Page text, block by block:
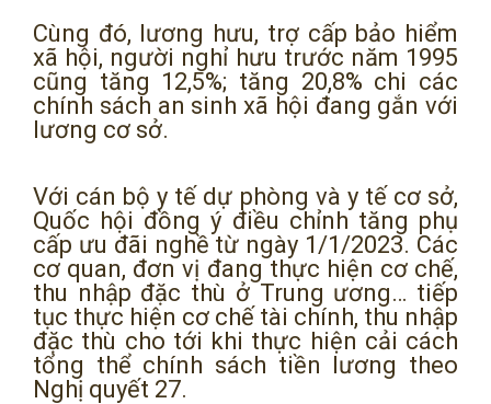
Cùng đó, lương hưu, trợ cấp bảo hiểm
xã hội, người nghỉ hưu trước năm 1995
cũng tăng 12,5%; tăng 20,8% chi các
chính sách an sinh xã hội đang gắn với
lương cơ sở.
Với cán bộ y tế dự phòng và y tế cơ sở,
Quốc hội đồng ý điều chỉnh tăng phụ
cấp ưu đãi nghề từ ngày 1/1/2023. Các
cơ quan, đơn vị đang thực hiện cơ chế,
thu nhập đặc thù ở Trung ương… tiếp
tục thực hiện cơ chế tài chính, thu nhập
đặc thù cho tới khi thực hiện cải cách
tổng thể chính sách tiền lương theo
Nghị quyết 27.